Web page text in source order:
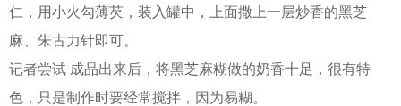
仁，用小火勾薄芡，装入罐中，上面撒上一层炒香的黑芝
麻、朱古力针即可。
记者尝试 成品出来后，将黑芝麻糊做的奶香十足，很有特
色，只是制作时要经常搅拌，因为易糊。